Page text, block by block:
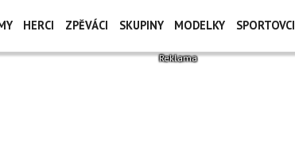
HERCI ZPĚVÁCI SKUPINY MODELKY SPORTOVCI